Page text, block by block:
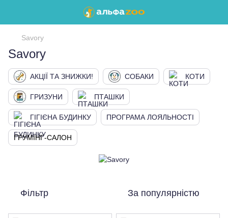
Savory
Savory
АКЦІЇ ТА ЗНИЖКИ! СОБАКИ КОТИ
ГРИЗУНИ ПТАШКИ
ГІГІЄНА БУДИНКУ ПРОГРАМА ЛОЯЛЬНОСТІ
ГРУМІНГ-САЛОН
Фільтр За популярністю